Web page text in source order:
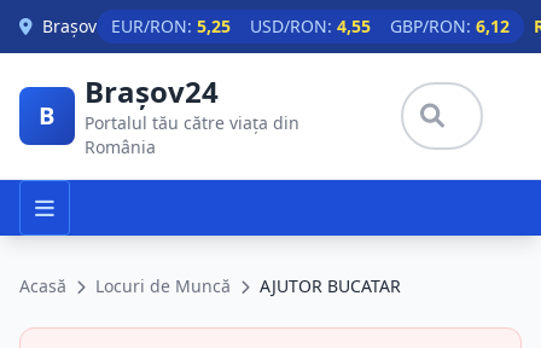
Skip to main content
Brașov EUR/RON: 5,25 USD/RON: 4,55 GBP/RON: 6,12
B
Brașov24
Portalul tău către viața din
România
Acasă Locuri de Muncă AJUTOR BUCATAR